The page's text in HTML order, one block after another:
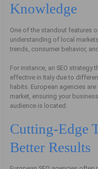
Knowledge
One of the standout features
understanding of local
trends, consumer behavior,
For instance, an SEO strategy
effective in Italy due to
habits. European agencies
market, ensuring your
audience is located.
Cutting-Edge
Better Results